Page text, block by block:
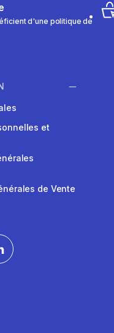
d'une politique de
et
de Vente